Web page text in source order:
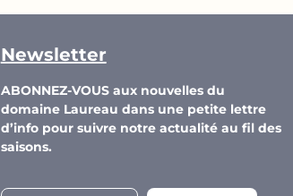
Newsletter
ABONNEZ-VOUS aux nouvelles du
domaine Laureau dans une petite lettre
d’info pour suivre notre actualité au fil des
saisons.